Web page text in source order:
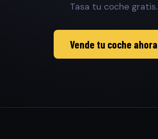
Tasa tu coche gratis.
Vende tu coche ahora